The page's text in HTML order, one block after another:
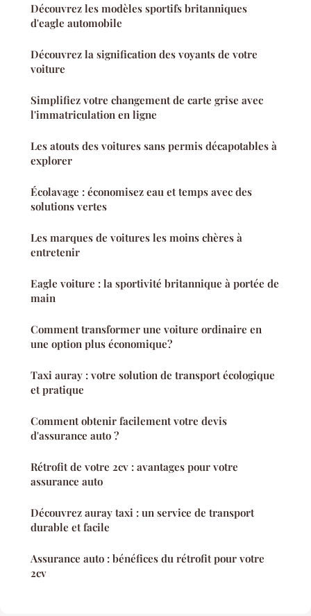
Découvrez les modèles sportifs britanniques
d'eagle automobile
Découvrez la signification des voyants de votre
voiture
Simplifiez votre changement de carte grise avec
l'immatriculation en ligne
Les atouts des voitures sans permis décapotables à
explorer
Écolavage : économisez eau et temps avec des
solutions vertes
Les marques de voitures les moins chères à
entretenir
Eagle voiture : la sportivité britannique à portée de
main
Comment transformer une voiture ordinaire en
une option plus économique?
Taxi auray : votre solution de transport écologique
et pratique
Comment obtenir facilement votre devis
d'assurance auto ?
Rétrofit de votre 2cv : avantages pour votre
assurance auto
Découvrez auray taxi : un service de transport
durable et facile
Assurance auto : bénéfices du rétrofit pour votre
2cv